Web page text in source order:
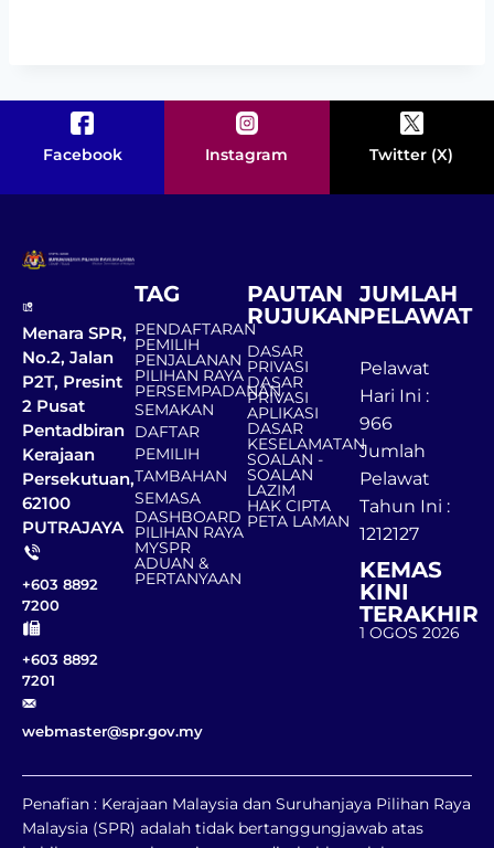
Facebook Instagram Twitter (X)
Menara SPR,
No.2, Jalan
P2T, Presint
2 Pusat
Pentadbiran
Kerajaan
Persekutuan,
62100
PUTRAJAYA
+603 8892
7200
+603 8892
7201
webmaster@spr.gov.my
TAG
PENDAFTARAN
PEMILIH
PENJALANAN
PILIHAN RAYA
PERSEMPADANAN
SEMAKAN
DAFTAR
PEMILIH
TAMBAHAN
SEMASA
DASHBOARD
PILIHAN RAYA
MYSPR
ADUAN &
PERTANYAAN
PAUTAN
RUJUKAN
DASAR
PRIVASI
DASAR
PRIVASI
APLIKASI
DASAR
KESELAMATAN
SOALAN -
SOALAN
LAZIM
HAK CIPTA
PETA LAMAN
JUMLAH
PELAWAT
Pelawat
Hari Ini :
966
Jumlah
Pelawat
Tahun Ini :
1212127
KEMAS
KINI
TERAKHIR
1 OGOS 2026
Penafian : Kerajaan Malaysia dan Suruhanjaya Pilihan Raya
Malaysia (SPR) adalah tidak bertanggungjawab atas